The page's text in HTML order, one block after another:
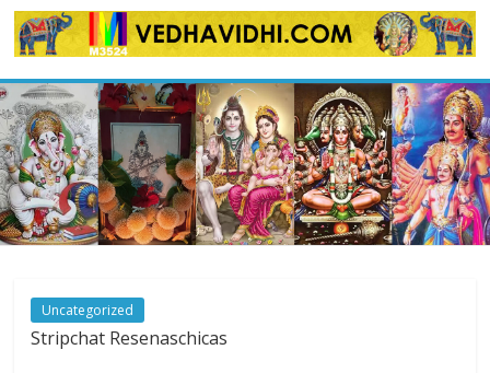
Skip
to
Uncategorized
Stripchat Resenaschicas